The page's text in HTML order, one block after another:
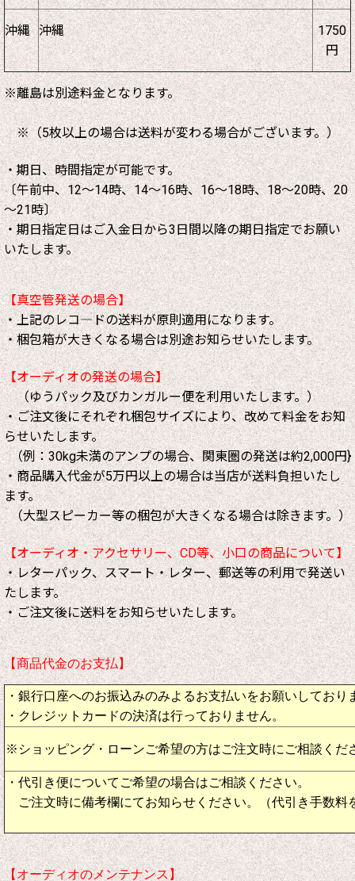
沖縄 沖縄
1750
円
※離島は別途料金となります。
※（5枚以上の場合は送料が変わる場合がございます。）
・期日、時間指定が可能です。
〔午前中、12～14時、14～16時、16～18時、18～20時、20
～21時〕
・期日指定日はご入金日から3日間以降の期日指定でお願い
いたします。
【真空管発送の場合】
・上記のレコ―ドの送料が原則適用になります。
・梱包箱が大きくなる場合は別途お知らせいたします。
【オーディオの発送の場合】
（ゆうパック及びカンガルー便を利用いたします。）
・ご注文後にそれぞれ梱包サイズにより、改めて料金をお知
らせいたします。
（例：30kg未満のアンプの場合、関東圏の発送は約2,000円}
・商品購入代金が5万円以上の場合は当店が送料負担いたし
ます。
（大型スピーカー等の梱包が大きくなる場合は除きます。）
【オーディオ・アクセサリー、CD等、小口の商品について】
・レターパック、スマート・レター、郵送等の利用で発送い
たします。
・ご注文後に送料をお知らせいたします。
【商品代金のお支払】
・銀行口座へのお振込みのみよるお支払いをお願いしており
・クレジットカードの決済は行っておりません。
※ショッピング・ローンご希望の方はご注文時にご相談くだ
・代引き便についてご希望の場合はご相談ください。
ご注文時に備考欄にてお知らせください。（代引き手数料
【オーディオのメンテナンス】